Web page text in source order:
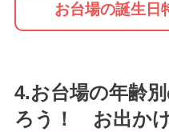
お台場の誕生日
4.お台場の年齢
ろう！ お出か